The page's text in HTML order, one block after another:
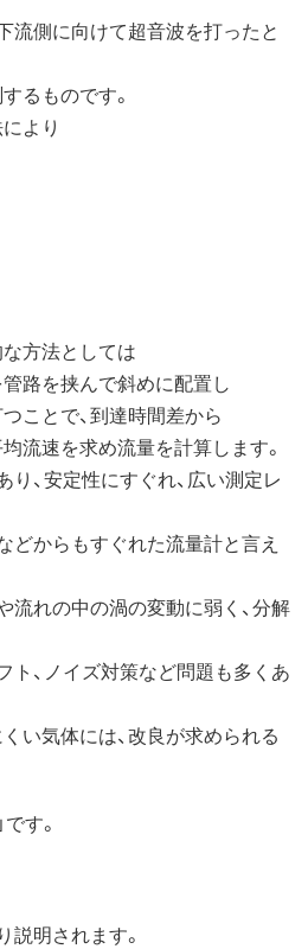
流側に向けて超音波を打ったと
るものです。
より
方法としては
路を挟んで斜めに配置し
ことで、到達時間差から
流速を求め流量を計算します。
り、安定性にすぐれ、広い測定レ
どからもすぐれた流量計と言え
流れの中の渦の変動に弱く、分解
ト、ノイズ対策など問題も多くあ
い気体には、改良が求められる
す。
説明されます。